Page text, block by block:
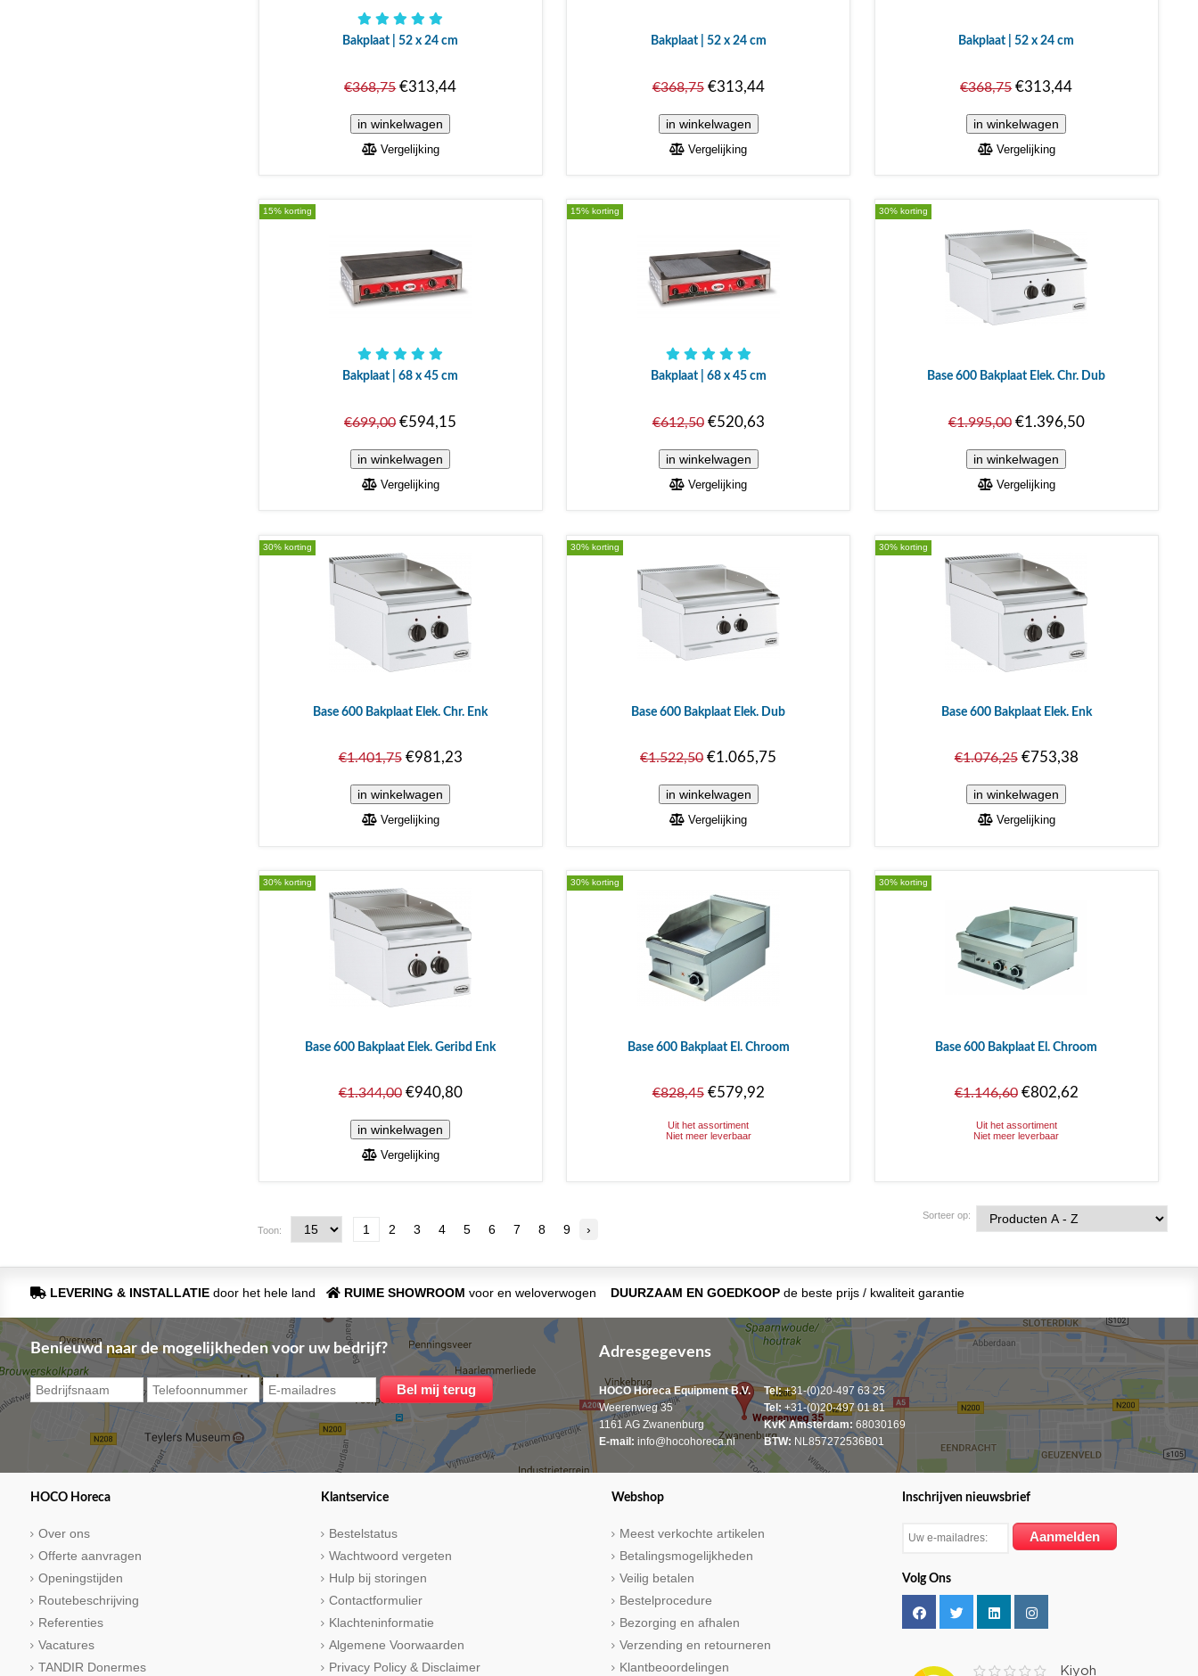
Bakplaat | 52 x 24 cm
€368,75€313,44
Vergelijking
Bakplaat | 52 x 24 cm
€368,75€313,44
Vergelijking
Bakplaat | 52 x 24 cm
€368,75€313,44
Vergelijking
15% korting
Bakplaat | 68 x 45 cm
€699,00€594,15
Vergelijking
15% korting
Bakplaat | 68 x 45 cm
€612,50€520,63
Vergelijking
30% korting
Base 600 Bakplaat Elek. Chr. Dub
€1.995,00€1.396,50
Vergelijking
30% korting
Base 600 Bakplaat Elek. Chr. Enk
€1.401,75€981,23
Vergelijking
30% korting
Base 600 Bakplaat Elek. Dub
€1.522,50€1.065,75
Vergelijking
30% korting
Base 600 Bakplaat Elek. Enk
€1.076,25€753,38
Vergelijking
30% korting
Base 600 Bakplaat Elek. Geribd Enk
€1.344,00€940,80
Vergelijking
30% korting
Base 600 Bakplaat El. Chroom
€828,45€579,92
Uit het assortiment
Niet meer leverbaar
30% korting
Base 600 Bakplaat El. Chroom
€1.146,60€802,62
Uit het assortiment
Niet meer leverbaar
Sorteer op:
Toon:
1 2 3 4 5 6 7 8 9 ›
LEVERING & INSTALLATIEdoor het hele land RUIME SHOWROOM voor en weloverwogen DUURZAAM EN GOEDKOOPde beste prijs / kwaliteit garantie
Benieuwd naar de mogelijkheden voor uw bedrijf? Adresgegevens
HOCO Horeca Equipment B.V.
Weerenweg 35
1161 AG Zwanenburg
E-mail: info@hocohoreca.nl
Tel:+31-(0)20-497 63 25
Tel:+31-(0)20-497 01 81
KvK Amsterdam: 68030169
BTW: NL857272536B01
HOCO Horeca
Over ons
Offerte aanvragen
Openingstijden
Routebeschrijving
Referenties
Vacatures
TANDIR Donermes
Klantservice
Bestelstatus
Wachtwoord vergeten
Hulp bij storingen
Contactformulier
Klachteninformatie
Algemene Voorwaarden
Privacy Policy & Disclaimer
Webshop
Meest verkochte artikelen
Betalingsmogelijkheden
Veilig betalen
Bestelprocedure
Bezorging en afhalen
Verzending en retourneren
Klantbeoordelingen
Inschrijven nieuwsbrief
Volg Ons